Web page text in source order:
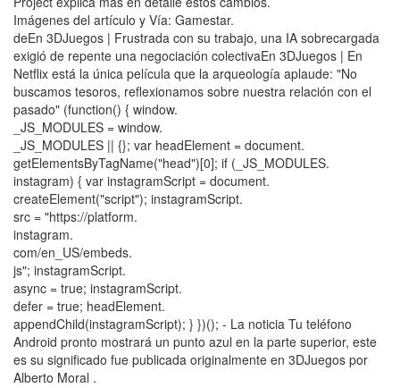
Imágenes del artículo y Vía: Gamestar.
deEn 3DJuegos | Frustrada con su trabajo, una IA sobrecargada
exigió de repente una negociación colectivaEn 3DJuegos | En
Netflix está la única película que la arqueología aplaude: "No
buscamos tesoros, reflexionamos sobre nuestra relación con el
pasado" (function() { window.
_JS_MODULES = window.
_JS_MODULES || {}; var headElement = document.
getElementsByTagName("head")[0]; if (_JS_MODULES.
instagram) { var instagramScript = document.
createElement("script"); instagramScript.
src = "https://platform.
instagram.
com/en_US/embeds.
js"; instagramScript.
async = true; instagramScript.
defer = true; headElement.
appendChild(instagramScript); } })(); - La noticia Tu teléfono
Android pronto mostrará un punto azul en la parte superior, este
es su significado fue publicada originalmente en 3DJuegos por
Alberto Moral .